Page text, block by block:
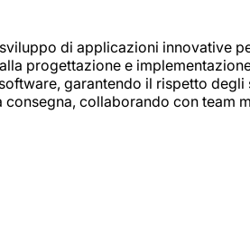
di applicazioni innovative
progettazione e
garantendo il rispetto
collaborando con team